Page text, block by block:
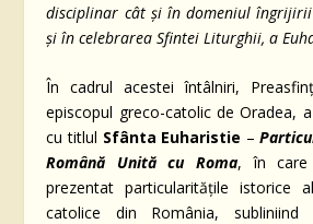
disciplinar cât și în domeniul
și în celebrarea Sfintei Liturghii, a
În cadrul acestei întâlniri,
episcopul greco-catolic de Oradea,
cu titlul Sfânta Euharistie –
Română Unită cu Roma, în care
prezentat particularitățile istorice
catolice din România, subliniind